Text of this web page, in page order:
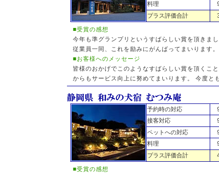
料理
プラス評価合計
■受賞の感想
今年も準グランプリというすばらしい賞を頂きま
従業員一同、これを励みにがんばってまいります。
■お客様へのメッセージ
皆様のおかげでこのようなすばらしい賞を頂くこ
からもサービス向上に努めてまいります。 今度と
予約時の対応
接客対応
ペットへの対応
料理
プラス評価合計
■受賞の感想